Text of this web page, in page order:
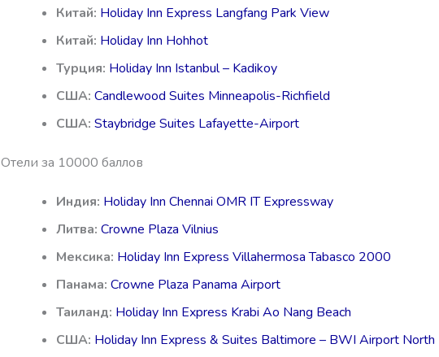
Китай: Holiday Inn Express Langfang Park View
Китай: Holiday Inn Hohhot
Турция: Holiday Inn Istanbul – Kadikoy
США: Candlewood Suites Minneapolis-Richfield
США: Staybridge Suites Lafayette-Airport
Отели за 10000 баллов
Индия: Holiday Inn Chennai OMR IT Expressway
Литва: Crowne Plaza Vilnius
Мексика: Holiday Inn Express Villahermosa Tabasco 2000
Панама: Crowne Plaza Panama Airport
Таиланд: Holiday Inn Express Krabi Ao Nang Beach
США: Holiday Inn Express & Suites Baltimore – BWI Airport North